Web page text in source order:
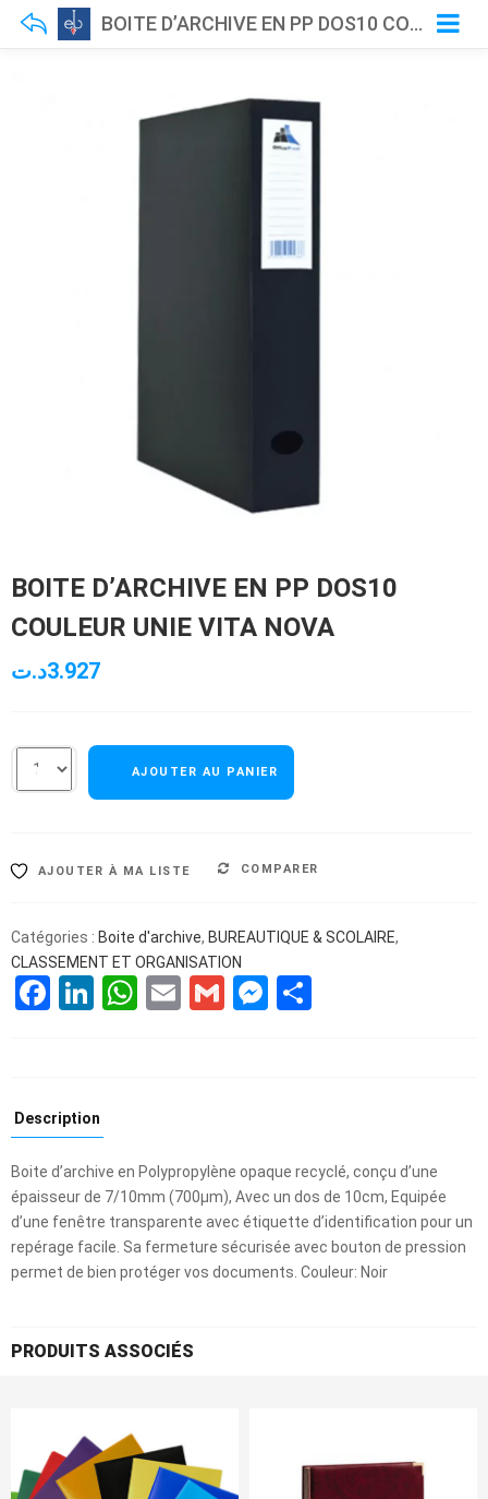
BOITE D’ARCHIVE EN PP DOS10 COULEUR UNIE VITA NOVA
BOITE D’ARCHIVE EN PP DOS10
COULEUR UNIE VITA NOVA
3.927د.ت
AJOUTER AU PANIER
AJOUTER À MA LISTE COMPARER
Catégories : Boite d'archive, BUREAUTIQUE & SCOLAIRE,
CLASSEMENT ET ORGANISATION
Facebook
LinkedIn
WhatsApp
EmailGmailMessenger
Description
Boite d’archive en Polypropylène opaque recyclé, conçu d’une
épaisseur de 7/10mm (700µm), Avec un dos de 10cm, Equipée
d’une fenêtre transparente avec étiquette d’identification pour un
repérage facile. Sa fermeture sécurisée avec bouton de pression
permet de bien protéger vos documents. Couleur: Noir
PRODUITS ASSOCIÉS